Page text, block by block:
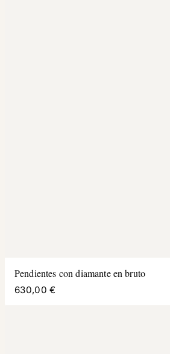
Pendientes con diamante en bruto
630,00 €